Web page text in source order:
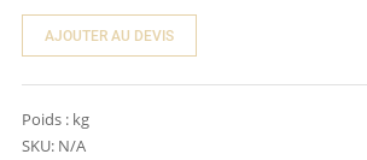
AJOUTER AU DEVIS
Poids : kg
SKU: N/A